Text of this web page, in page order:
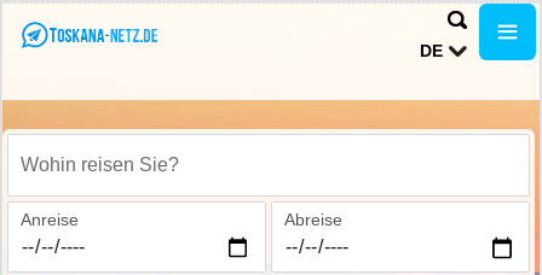
DE
Wohin reisen Sie?
Anreise Abreise